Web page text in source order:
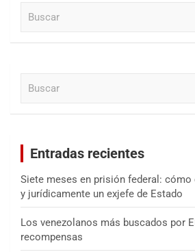
Entradas recientes
Siete meses en prisión federal:
y jurídicamente un exjefe de Estado
Los venezolanos más buscados por
recompensas